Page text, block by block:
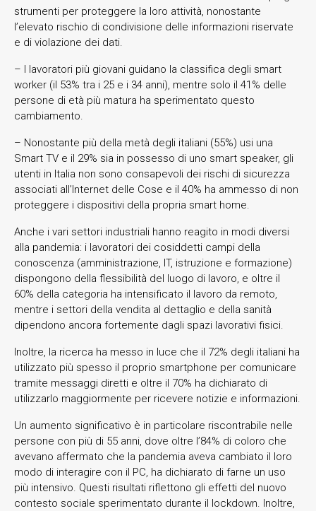
strumenti per proteggere la loro attività, nonostante
l’elevato rischio di condivisione delle informazioni riservate
e di violazione dei dati.
– I lavoratori più giovani guidano la classifica degli smart
worker (il 53% tra i 25 e i 34 anni), mentre solo il 41% delle
persone di età più matura ha sperimentato questo
cambiamento.
– Nonostante più della metà degli italiani (55%) usi una
Smart TV e il 29% sia in possesso di uno smart speaker, gli
utenti in Italia non sono consapevoli dei rischi di sicurezza
associati all’Internet delle Cose e il 40% ha ammesso di non
proteggere i dispositivi della propria smart home.
Anche i vari settori industriali hanno reagito in modi diversi
alla pandemia: i lavoratori dei cosiddetti campi della
conoscenza (amministrazione, IT, istruzione e formazione)
dispongono della flessibilità del luogo di lavoro, e oltre il
60% della categoria ha intensificato il lavoro da remoto,
mentre i settori della vendita al dettaglio e della sanità
dipendono ancora fortemente dagli spazi lavorativi fisici.
Inoltre, la ricerca ha messo in luce che il 72% degli italiani ha
utilizzato più spesso il proprio smartphone per comunicare
tramite messaggi diretti e oltre il 70% ha dichiarato di
utilizzarlo maggiormente per ricevere notizie e informazioni.
Un aumento significativo è in particolare riscontrabile nelle
persone con più di 55 anni, dove oltre l’84% di coloro che
avevano affermato che la pandemia aveva cambiato il loro
modo di interagire con il PC, ha dichiarato di farne un uso
più intensivo. Questi risultati riflettono gli effetti del nuovo
contesto sociale sperimentato durante il lockdown. Inoltre,